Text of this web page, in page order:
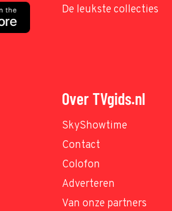
De leukste collecties
Over TVgids.nl
SkyShowtime
Contact
Colofon
Adverteren
Van onze partners